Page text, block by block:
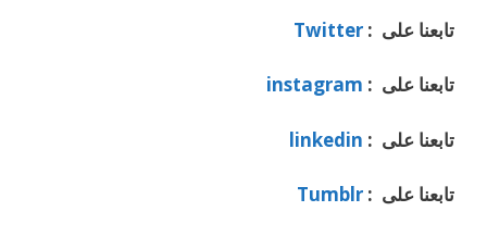
تابعنا على : Twitter
تابعنا على : instagram
تابعنا على : linkedin
تابعنا على : Tumblr